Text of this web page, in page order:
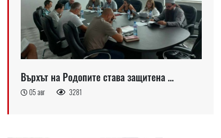
Върхът на Родопите става защитена ...
05 авг 3281